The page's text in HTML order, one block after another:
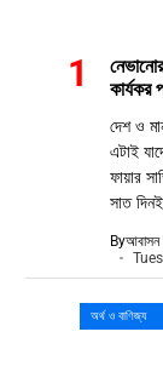
কার্যকর
দেশ ও
এটাই
ফায়ার
সাত
Byআবাসন
অর্থ ও বাণিজ্য